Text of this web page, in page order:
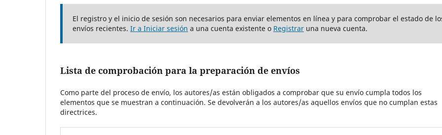
El registro y el inicio de sesión son necesarios para enviar elementos en línea y para comprobar el estado de
envíos recientes. Ir a Iniciar sesión a una cuenta existente o Registrar una nueva cuenta.
Lista de comprobación para la preparación de envíos
Como parte del proceso de envío, los autores/as están obligados a comprobar que su envío cumpla todos los
elementos que se muestran a continuación. Se devolverán a los autores/as aquellos envíos que no cumplan estas
directrices.